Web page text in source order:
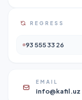
REGRESS
93 555 33 26
EMAIL
info@kafil.uz